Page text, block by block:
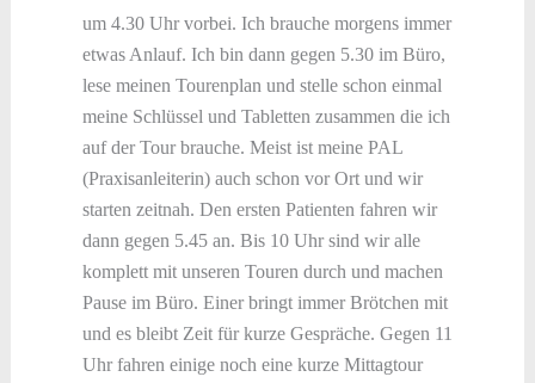
um 4.30 Uhr vorbei. Ich brauche morgens immer
etwas Anlauf. Ich bin dann gegen 5.30 im Büro,
lese meinen Tourenplan und stelle schon einmal
meine Schlüssel und Tabletten zusammen die ich
auf der Tour brauche. Meist ist meine PAL
(Praxisanleiterin) auch schon vor Ort und wir
starten zeitnah. Den ersten Patienten fahren wir
dann gegen 5.45 an. Bis 10 Uhr sind wir alle
komplett mit unseren Touren durch und machen
Pause im Büro. Einer bringt immer Brötchen mit
und es bleibt Zeit für kurze Gespräche. Gegen 11
Uhr fahren einige noch eine kurze Mittagtour